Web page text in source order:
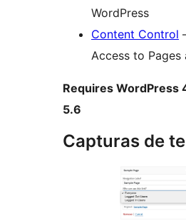
WordPress
Content Control
Access to Pages
Requires WordPress
5.6
Capturas de